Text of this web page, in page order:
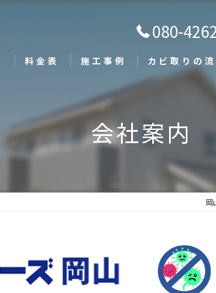
080-
料金表 施工事例 カビ取りの流
会社案内
岡